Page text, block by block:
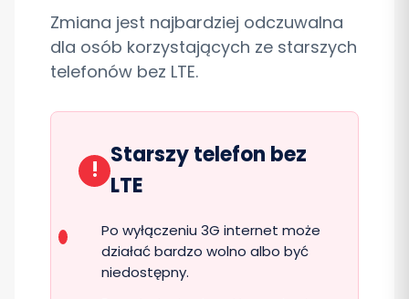
Zmiana jest najbardziej odczuwalna
dla osób korzystających ze starszych
telefonów bez LTE.
!
Starszy telefon bez
LTE
Po wyłączeniu 3G internet może
działać bardzo wolno albo być
niedostępny.